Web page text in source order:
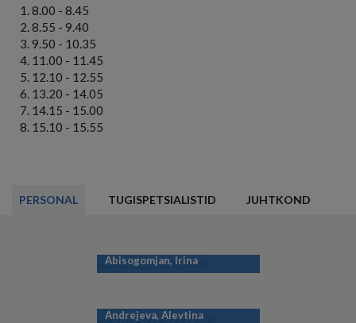
8.00 - 8.45
8.55 - 9.40
9.50 - 10.35
11.00 - 11.45
12.10 - 12.55
13.20 - 14.05
14.15 - 15.00
15.10 - 15.55
PERSONAL TUGISPETSIALISTID JUHTKOND
Abisogomjan, Irina
Andrejeva, Alevtina